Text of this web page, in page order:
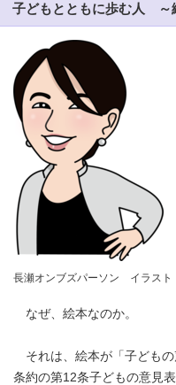
子どもとともに歩む人 ～
長瀬オンブズパーソン イラスト
なぜ、絵本なのか。
それは、絵本が「子どもの
条約の第12条子どもの意見